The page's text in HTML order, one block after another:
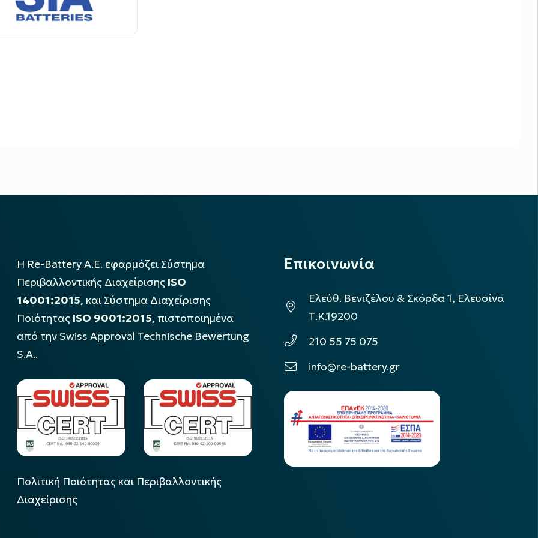
Η Re-Battery Α.Ε. εφαρμόζει Σύστημα
Περιβαλλοντικής Διαχείρισης ISO
14001:2015, και Σύστημα Διαχείρισης
Ποιότητας ISO 9001:2015, πιστοποιημένα
από την Swiss Approval Technische Bewertung
S.A..
Πολιτική Ποιότητας και Περιβαλλοντικής
Διαχείρισης
Επικοινωνία
Ελεύθ. Βενιζέλου & Σκόρδα 1, Ελευσίνα
Τ.Κ.19200
210 55 75 075
info@re-battery.gr